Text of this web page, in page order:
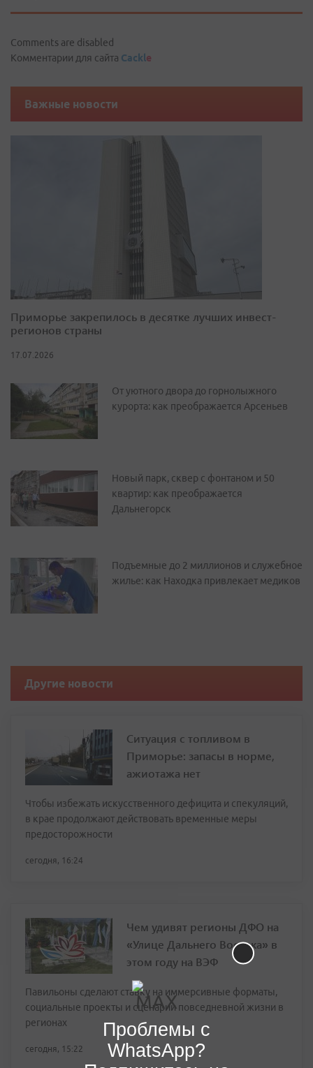
Comments are disabled
Комментарии для сайта Cackle
Важные новости
Приморье закрепилось в десятке лучших инвест-
регионов страны
17.07.2026
От уютного двора до горнолыжного
курорта: как преображается Арсеньев
Новый парк, сквер с фонтаном и 50
квартир: как преображается
Дальнегорск
Подъемные до 2 миллионов и служебное
жилье: как Находка привлекает медиков
Другие новости
Ситуация с топливом в
Приморье: запасы в норме,
ажиотажа нет
Чтобы избежать искусственного дефицита и спекуляций,
в крае продолжают действовать временные меры
предосторожности
сегодня, 16:24
Чем удивят регионы ДФО на
«Улице Дальнего Востока» в
этом году на ВЭФ
Павильоны сделают ставку на иммерсивные форматы,
социальные проекты и сценарии повседневной жизни в
регионах
сегодня, 15:22
Проблемы с
WhatsApp?